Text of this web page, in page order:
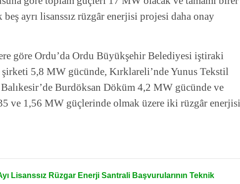
ayrı lisanssız rüzgâr enerjisi projesi daha onay
göre Ordu’da Ordu Büyükşehir Belediyesi iştiraki
5,8 MW gücünde, Kırklareli’nde Yunus Tekstil
Burdöksan Döküm 4,2 MW gücünde ve
ve 1,56 MW güçlerinde olmak üzere iki rüzgâr enerjisi
Lisanssız Rüzgar Enerji Santrali Başvurularının Teknik